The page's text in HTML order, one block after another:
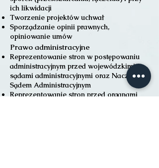
ich likwidacji
Tworzenie projektów uchwał
Sporządzanie opinii prawnych,
opiniowanie umów
Prawo administracyjne
Reprezentowanie stron w postępowaniu
administracyjnym przed wojewódzkimi
sądami administracyjnymi oraz Naczelnym
Sądem Administracyjnym
Reprezentowanie stron przed organami